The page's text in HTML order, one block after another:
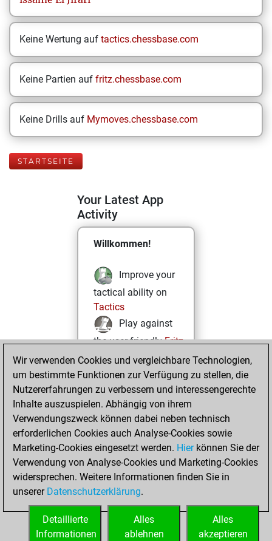
Keine Wertung auf tactics.chessbase.com
Keine Partien auf fritz.chessbase.com
Keine Drills auf Mymoves.chessbase.com
STARTSEITE
Your Latest App
Activity
Willkommen!
Improve your
tactical ability on
Tactics
Play against
the user friendlyFritz
Test and
improve your
openings knowledge
onMyMoves
Play and
follow your friends'
games on Play
Solve some
beautiful and
onStudies
Wir verwenden Cookies und vergleichbare Technologien,
um bestimmte Funktionen zur Verfügung zu stellen, die
Nutzererfahrungen zu verbessern und interessengerechte
Inhalte auszuspielen. Abhängig von ihrem
Verwendungszweck können dabei neben technisch
erforderlichen Cookies auch Analyse-Cookies sowie
Marketing-Cookies eingesetzt werden. Hierkönnen Sie der
Verwendung von Analyse-Cookies und Marketing-Cookies
widersprechen. Weitere Informationen finden Sie in
unserer Datenschutzerklärung.
Alles
akzeptieren
Alles
ablehnen
Detaillierte
Informationen